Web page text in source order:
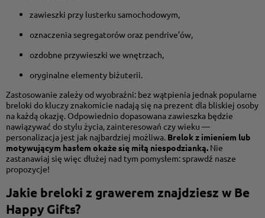
zawieszki przy lusterku samochodowym,
oznaczenia segregatorów oraz pendrive’ów,
ozdobne przywieszki we wnętrzach,
oryginalne elementy biżuterii.
Zastosowanie zależy od wyobraźni: bez wątpienia jednak popularne
breloki do kluczy znakomicie nadają się na prezent dla bliskiej osoby
na każdą okazję. Odpowiednio dopasowana zawieszka będzie
nawiązywać do stylu życia, zainteresowań czy wieku —
personalizacja jest jak najbardziej możliwa. Brelok z imieniem lub
motywującym hasłem okaże się miłą niespodzianką. Nie
zastanawiaj się więc dłużej nad tym pomysłem: sprawdź nasze
propozycje!
Jakie breloki z grawerem znajdziesz w Be
Happy Gifts?